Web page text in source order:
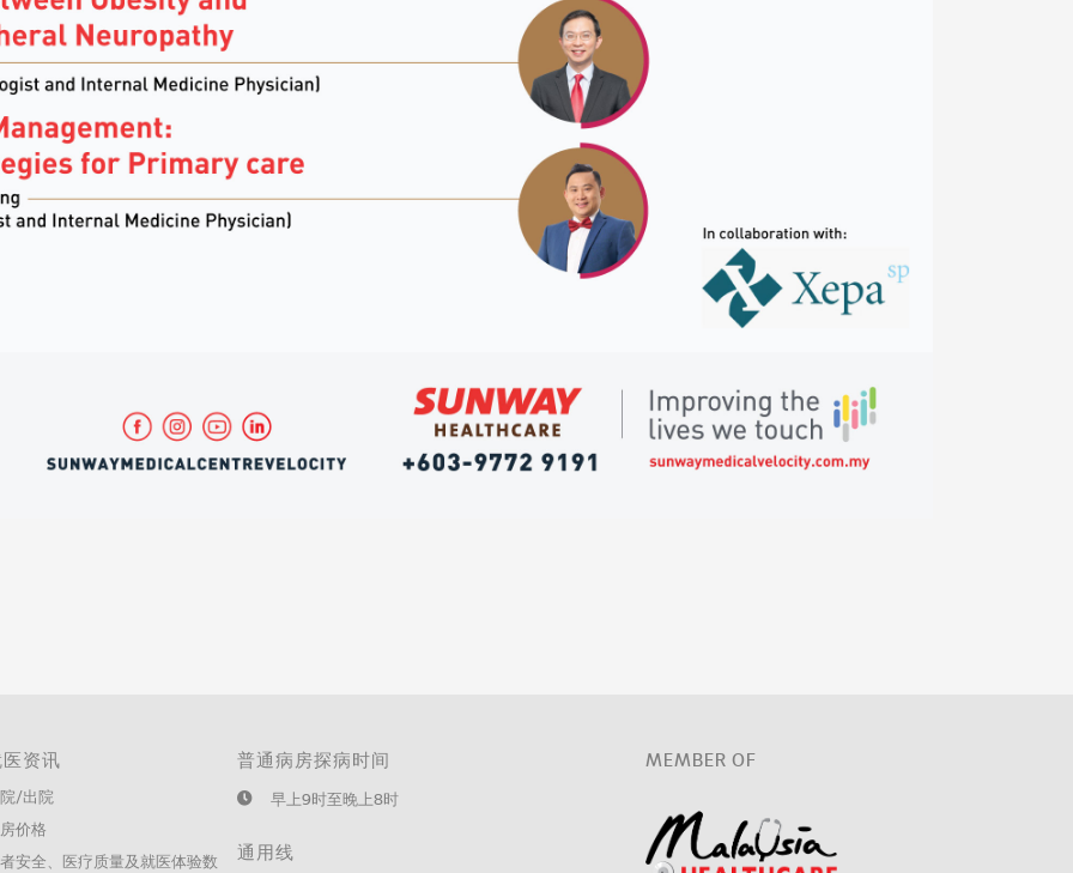
医资讯
/出院
价格
安全、医疗质量及就医体验数
普通病房探病时间
早上9时至晚上8时
通用线
MEMBER OF